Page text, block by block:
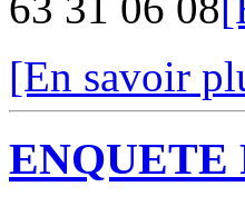
[En savoir
ENQUETE